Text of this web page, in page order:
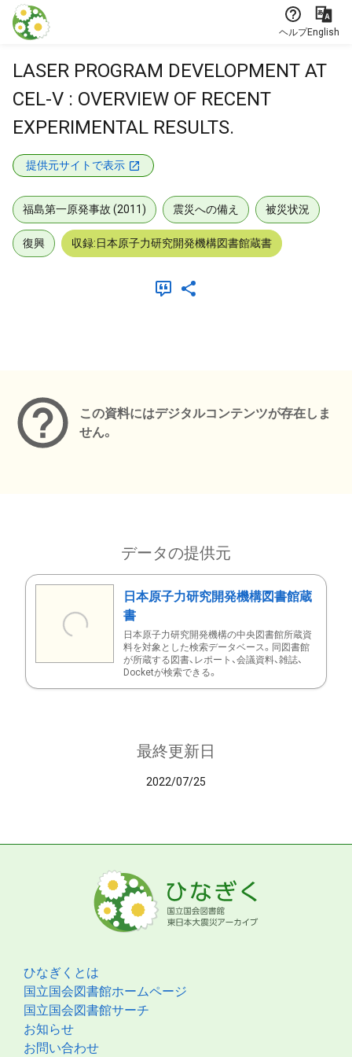
本文に飛ぶ
ヘルプEnglish
LASER PROGRAM DEVELOPMENT AT
CEL-V : OVERVIEW OF RECENT
EXPERIMENTAL RESULTS.
提供元サイトで表示
福島第一原発事故 (2011) 震災への備え 被災状況
復興 収録:日本原子力研究開発機構図書館蔵書
この資料にはデジタルコンテンツが存在しま
せん。
データの提供元
日本原子力研究開発機構図書館蔵
書
日本原子力研究開発機構の中央図書館所蔵資
料を対象とした検索データベース。同図書館
が所蔵する図書、レポート、会議資料、雑誌、
Docketが検索できる。
最終更新日
2022/07/25
ひなぎくとは
国立国会図書館ホームページ
国立国会図書館サーチ
お知らせ
お問い合わせ